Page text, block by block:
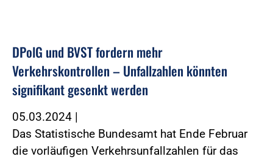
DPolG und BVST fordern mehr
Verkehrskontrollen – Unfallzahlen könnten
signifikant gesenkt werden
05.03.2024 |
Das Statistische Bundesamt hat Ende Februar
die vorläufigen Verkehrsunfallzahlen für das